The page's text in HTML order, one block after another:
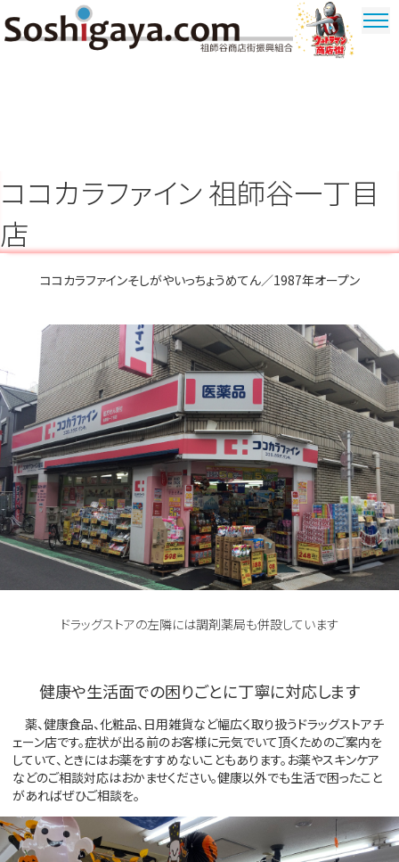
ココカラファイン 祖師谷一丁目
店
ココカラファインそしがやいっちょうめてん／1987年オープン
ドラッグストアの左隣には調剤薬局も併設しています
健康や生活面での困りごとに丁寧に対応します
薬、健康食品、化粧品、日用雑貨など幅広く取り扱うドラッグストアチ
ェーン店です。症状が出る前のお客様に元気でいて頂くためのご案内を
していて、ときにはお薬をすすめないこともあります。お薬やスキンケア
などのご相談対応はおかませください。健康以外でも生活で困ったこと
があればぜひご相談を。